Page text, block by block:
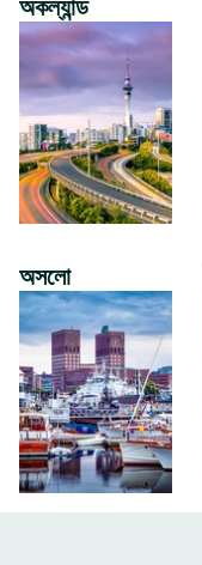
অকল্যান্ড
অসলো